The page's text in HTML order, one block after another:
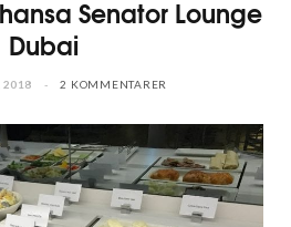
Senator Lounge
Dubai
2018 2 KOMMENTARER